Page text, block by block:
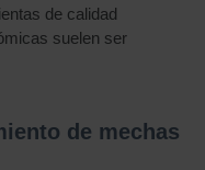
de calidad
suelen ser
de mechas